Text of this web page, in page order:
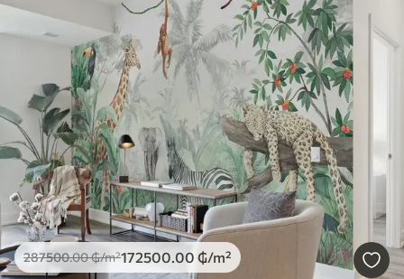
Paleta de colores
Inteligente
Borrar todos los filtros
287500.00₲/m²172500.00 ₲/m²